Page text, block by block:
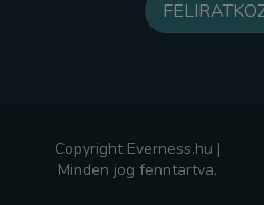
Copyright Everness.hu |
Minden jog fenntartva.